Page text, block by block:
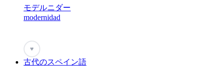
モデルニダー
modernidad
♥
古代のスペイン語